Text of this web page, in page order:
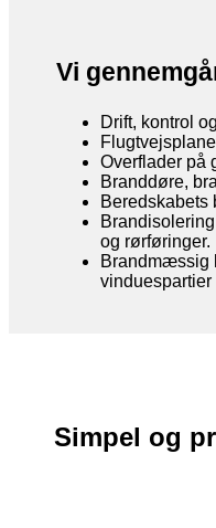
Vi
Drift, kontrol
Overflader på
Branddøre,
Beredskabets
og rørføringer.
Brandmæssig
vinduespartier
Simpel og